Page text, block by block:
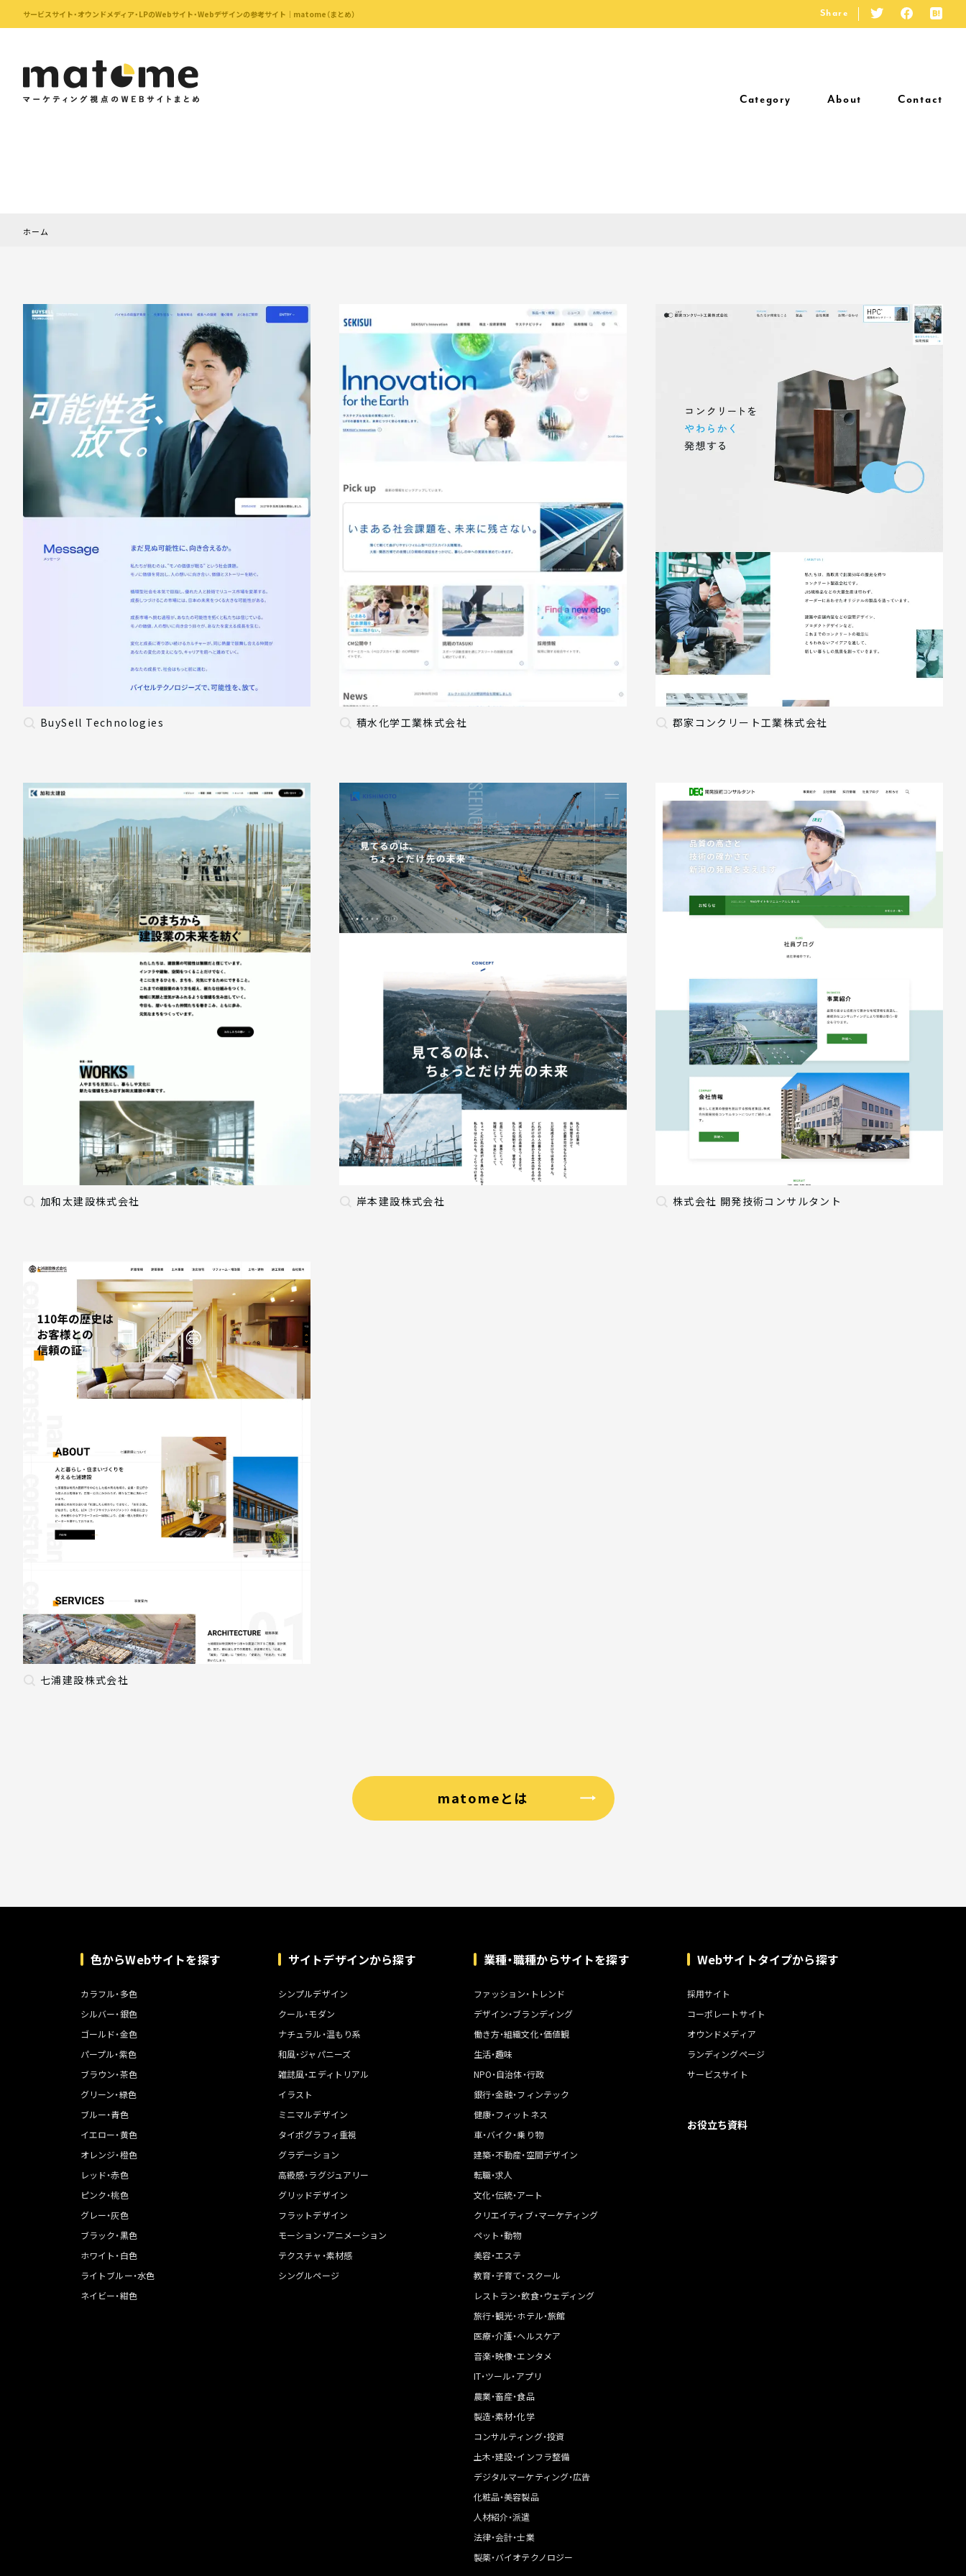
サービスサイト・オウンドメディア・LPのWebサイト・Webデザインの参考サイト｜matome（まとめ） Share
Category About Contact
ホーム
BuySell Technologies 積水化学工業株式会社 郡家コンクリート工業株式会社
加和太建設株式会社 岸本建設株式会社 株式会社 開発技術コンサルタント
七浦建設株式会社
matomeとは
色からWebサイトを探す
カラフル・多色
シルバー・銀色
ゴールド・金色
パープル・紫色
ブラウン・茶色
グリーン・緑色
ブルー・青色
イエロー・黄色
オレンジ・橙色
レッド・赤色
ピンク・桃色
グレー・灰色
ブラック・黒色
ホワイト・白色
ライトブルー・水色
ネイビー・紺色
サイトデザインから探す
シンプルデザイン
クール・モダン
ナチュラル・温もり系
和風・ジャパニーズ
雑誌風・エディトリアル
イラスト
ミニマルデザイン
タイポグラフィ重視
グラデーション
高級感・ラグジュアリー
グリッドデザイン
フラットデザイン
モーション・アニメーション
テクスチャ・素材感
シングルページ
業種・職種からサイトを探す
ファッション・トレンド
デザイン・ブランディング
働き方・組織文化・価値観
生活・趣味
NPO・自治体・行政
銀行・金融・フィンテック
健康・フィットネス
車・バイク・乗り物
建築・不動産・空間デザイン
転職・求人
文化・伝統・アート
クリエイティブ・マーケティング
ペット・動物
美容・エステ
教育・子育て・スクール
レストラン・飲食・ウェディング
旅行・観光・ホテル・旅館
医療・介護・ヘルスケア
音楽・映像・エンタメ
IT・ツール・アプリ
農業・畜産・食品
製造・素材・化学
コンサルティング・投資
土木・建設・インフラ整備
デジタルマーケティング・広告
化粧品・美容製品
人材紹介・派遣
法律・会計・士業
製薬・バイオテクノロジー
Webサイトタイプから探す
採用サイト
コーポレートサイト
オウンドメディア
ランディングページ
サービスサイト
お役立ち資料